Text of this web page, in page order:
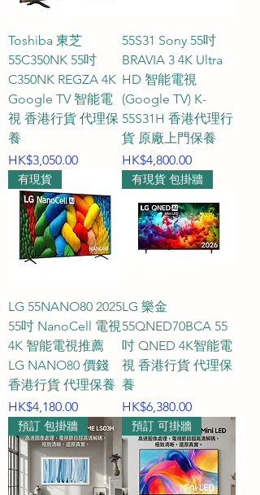
Toshiba 東芝
55C350NK 55吋
C350NK REGZA 4K
Google TV 智能電
視 香港行貨 代理保
養
價格
HK$3,050.00
55S31 Sony 55吋
BRAVIA 3 4K Ultra
HD 智能電視
(Google TV) K-
55S31H 香港代理行
貨 原廠上門保養
價格
HK$4,800.00
有現貨
LG 55NANO80 2025
55吋 NanoCell 電視
4K 智能電視推薦
LG NANO80 價錢
香港行貨 代理保養
價格
HK$4,180.00
有現貨 包掛牆
LG 樂金
55QNED70BCA 55
吋 QNED 4K智能電
視 香港行貨 代理保
養
價格
HK$6,380.00
預訂 包掛牆 預訂 可掛牆